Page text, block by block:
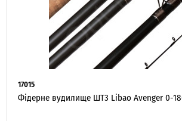
17015
Фідерне вудилище ШТ3 Libao Avenger 0-